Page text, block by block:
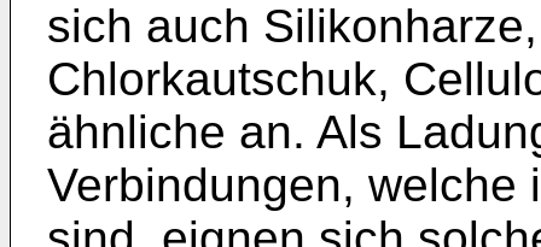
sich auch
Chlorkautschuk,
ähnliche an. Als
Verbindungen, welche